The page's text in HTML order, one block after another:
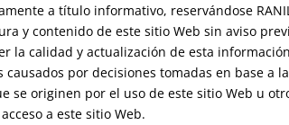
a título informativo, reservándose
y contenido de este sitio Web sin aviso
la calidad y actualización de esta
causados por decisiones tomadas en base
originen por el uso de este sitio Web u
a este sitio Web.